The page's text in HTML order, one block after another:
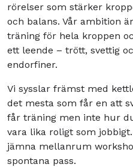
rörelser som stärker
och balans. Vår ambition
träning för hela kroppen
ett leende – trött, svettig
endorfiner.
Vi sysslar främst med
det mesta som får en att
får träning men inte hur
vara lika roligt som
jämna mellanrum
spontana pass.